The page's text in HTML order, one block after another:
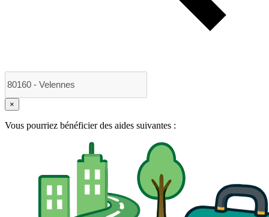
×
Vous pourriez bénéficier des aides suivantes :